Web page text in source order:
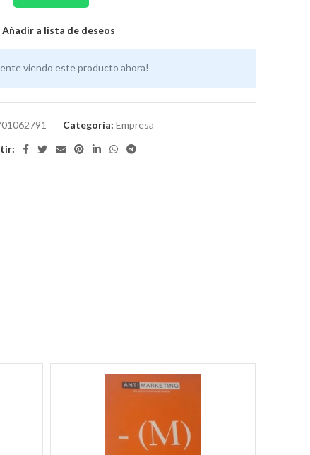
Añadir a lista de deseos
viendo este producto ahora!
Categoría: Empresa